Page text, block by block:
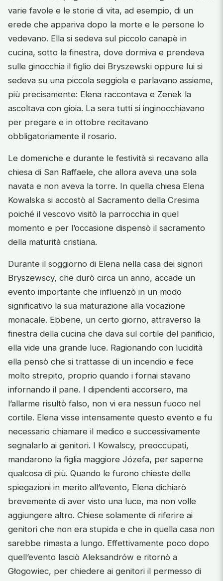
varie favole e le storie di vita, ad esempio, di un
erede che appariva dopo la morte e le persone lo
vedevano. Ella si sedeva sul piccolo canapè in
cucina, sotto la finestra, dove dormiva e prendeva
sulle ginocchia il figlio dei Bryszewski oppure lui si
sedeva su una piccola seggiola e parlavano assieme,
più precisamente: Elena raccontava e Zenek la
ascoltava con gioia. La sera tutti si inginocchiavano
per pregare e in ottobre recitavano
obbligatoriamente il rosario.
Le domeniche e durante le festività si recavano alla
chiesa di San Raffaele, che allora aveva una sola
navata e non aveva la torre. In quella chiesa Elena
Kowalska si accostò al Sacramento della Cresima
poiché il vescovo visitò la parrocchia in quel
momento e per l’occasione dispensò il sacramento
della maturità cristiana.
Durante il soggiorno di Elena nella casa dei signori
Bryszewscy, che durò circa un anno, accade un
evento importante che influenzò in un modo
significativo la sua maturazione alla vocazione
monacale. Ebbene, un certo giorno, attraverso la
finestra della cucina che dava sul cortile del panificio,
ella vide una grande luce. Ragionando con lucidità
ella pensò che si trattasse di un incendio e fece
molto strepito, proprio quando i fornai stavano
infornando il pane. I dipendenti accorsero, ma
l’allarme risultò falso, non vi era nessun fuoco nel
cortile. Elena visse intensamente questo evento e fu
necessario chiamare il medico e successivamente
segnalarlo ai genitori. I Kowalscy, preoccupati,
mandarono la figlia maggiore Józefa, per saperne
qualcosa di più. Quando le furono chieste delle
spiegazioni in merito all’evento, Elena dichiarò
brevemente di aver visto una luce, ma non volle
aggiungere altro. Chiese solamente di riferire ai
genitori che non era stupida e che in quella casa non
sarebbe rimasta a lungo. Effettivamente poco dopo
quell’evento lasciò Aleksandrów e ritornò a
Głogowiec, per chiedere ai genitori il permesso di